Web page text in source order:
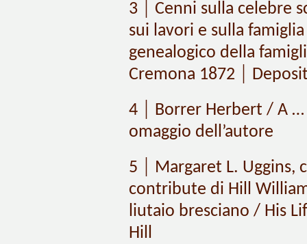
3 │ Cenni sulla celebre
sui lavori e sulla
genealogico della
Cremona 1872 │
4 │ Borrer Herbert / A
omaggio dell’autore
5 │ Margaret L. Uggins,
contribute di Hill
liutaio bresciano / His
Hill